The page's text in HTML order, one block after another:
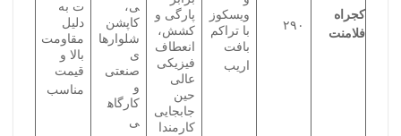
کجراه
فلامنت
۲۹۰
ویسکوز
با تراکم
بافت
اریب
پارگی و
کشش،
انعطاف
فیزیکی
عالی
حین
جابجایی
کارمندا
ی،
کاپشن‌
شلوارها
ی
صنعتی
و
کارگاه
ی
ت به
دلیل
مقاومت
بالا و
قیمت
مناسب